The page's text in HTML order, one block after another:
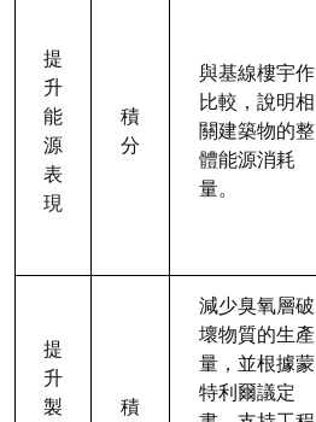
提
升
能
源
表
現
積
分
與基線樓宇作
比較，說明相
關建築物的整
體能源消耗
量。
提
升
製
積
減少臭氧層破
壞物質的生產
量，並根據蒙
特利爾議定